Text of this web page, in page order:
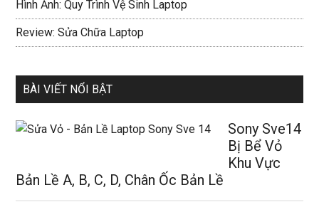
Hình Ảnh: Quy Trình Vệ Sinh Laptop
Review: Sửa Chữa Laptop
BÀI VIẾT NỔI BẬT
Sony Sve14
Bị Bể Vỏ
Khu Vực
Bản Lề A, B, C, D, Chân Ốc Bản Lề